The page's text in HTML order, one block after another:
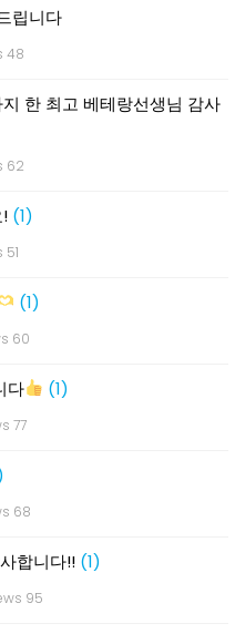
립니다
48
한 최고 베테랑선생님 감사
62
(1)
51
(1)
60
다 (1)
77
68
합니다!! (1)
95